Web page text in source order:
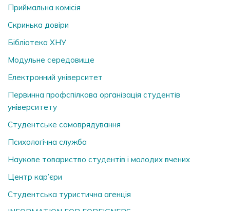
Приймальна комісія
Скринька довiри
Бібліотека ХНУ
Модульне середовище
Електронний університет
Первинна профспілкова організація студентів
університету
Студентське самоврядування
Психологічна служба
Наукове товариство студентів і молодих вчених
Центр кар’єри
Студентська туристична агенція